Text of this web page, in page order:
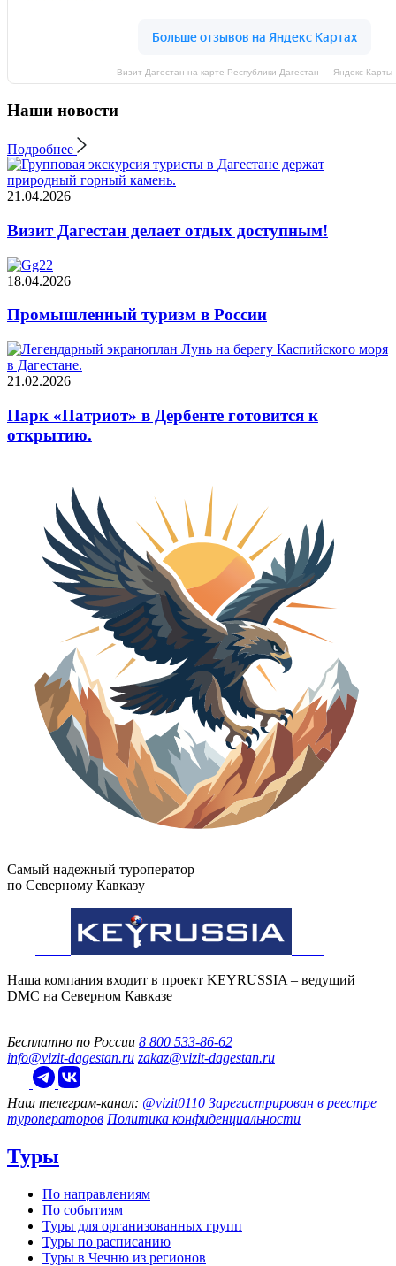
Визит Дагестан на карте Республики Дагестан — Яндекс Карты
Наши новости
Подробнее
21.04.2026
Визит Дагестан делает отдых доступным!
18.04.2026
Промышленный туризм в России
21.02.2026
Парк «Патриот» в Дербенте готовится к
открытию.
Самый надежный туроператор
по Северному Кавказу
Наша компания входит в проект KEYRUSSIA – ведущий
DMC на Северном Кавказе
Бесплатно по России 8 800 533-86-62
info@vizit-dagestan.ru zakaz@vizit-dagestan.ru
Наш телеграм‑канал: @vizit0110 Зарегистрирован в реестре
туроператоров Политика конфиденциальности
Туры
По направлениям
По событиям
Туры для организованных групп
Туры по расписанию
Туры в Чечню из регионов